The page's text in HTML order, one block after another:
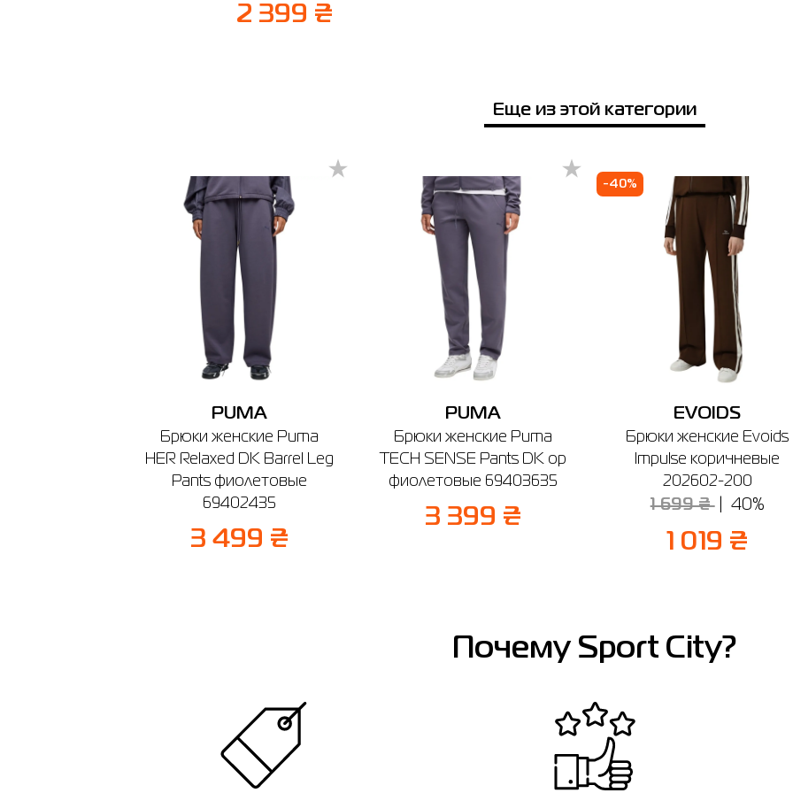
2 399 ₴
Еще из этой категории
PUMA
Брюки женские Puma
HER Relaxed DK Barrel Leg
Pants фиолетовые
69402435
3 499 ₴
PUMA
Брюки женские Puma
TECH SENSE Pants DK op
фиолетовые 69403635
3 399 ₴
-40%
EVOIDS
Брюки женские Evoids
Impulse коричневые
202602-200
1 699 ₴ 40%
1 019 ₴
Почему Sport City?